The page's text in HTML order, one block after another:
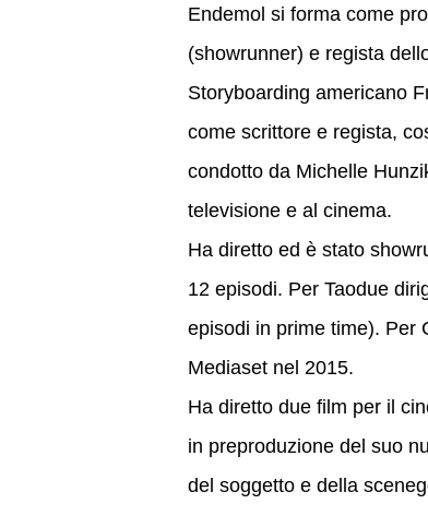
Endemol si forma come
(showrunner) e regista
Storyboarding americano
come scrittore e regista,
condotto da Michelle
televisione e al cinema.
Ha diretto ed è stato
12 episodi. Per Taodue
episodi in prime time). Per
Mediaset nel 2015.
Ha diretto due film per il
in preproduzione del suo
del soggetto e della